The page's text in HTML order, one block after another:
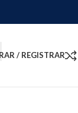
/ REGISTRAR